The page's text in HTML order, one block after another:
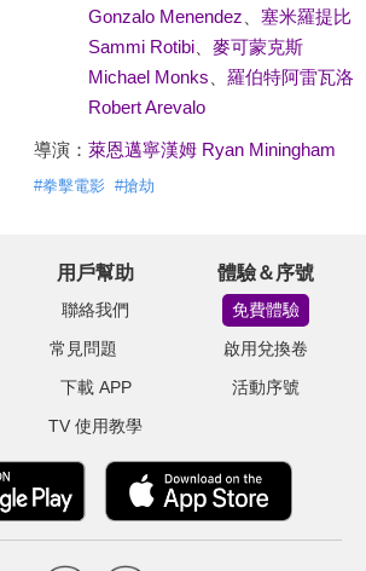
Gonzalo Menendez
塞米羅提比
Sammi Rotibi、 麥可蒙克斯
Michael Monks
羅伯特阿雷瓦洛
Robert Arevalo
導演： 萊恩邁寧漢姆 Ryan Miningham
#拳擊電影 #搶劫
用戶幫助
聯絡我們
常見問題
下載 APP
TV 使用教學
體驗＆序號
免費體驗
啟用兌換卷
活動序號